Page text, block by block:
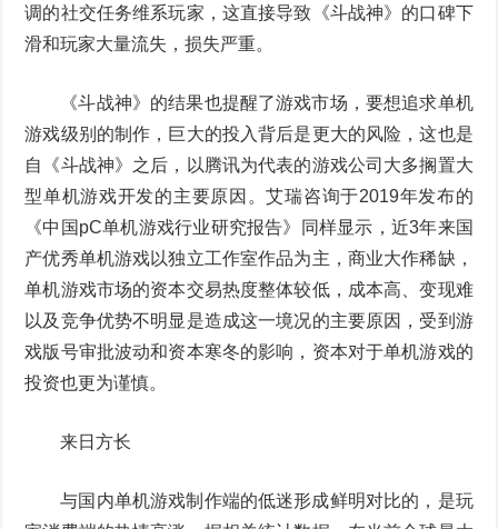
调的社交任务维系玩家，这直接导致《斗战神》的口碑下
滑和玩家大量流失，损失严重。
《斗战神》的结果也提醒了游戏市场，要想追求单机
游戏级别的制作，巨大的投入背后是更大的风险，这也是
自《斗战神》之后，以腾讯为代表的游戏公司大多搁置大
型单机游戏开发的主要原因。艾瑞咨询于2019年发布的
《中国pC单机游戏行业研究报告》同样显示，近3年来国
产优秀单机游戏以独立工作室作品为主，商业大作稀缺，
单机游戏市场的资本交易热度整体较低，成本高、变现难
以及竞争优势不明显是造成这一境况的主要原因，受到游
戏版号审批波动和资本寒冬的影响，资本对于单机游戏的
投资也更为谨慎。
来日方长
与国内单机游戏制作端的低迷形成鲜明对比的，是玩